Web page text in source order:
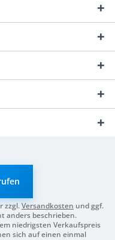
zzgl.Versandkosten und ggf.
anders beschrieben.
niedrigsten Verkaufspreis
sich auf einen einmal